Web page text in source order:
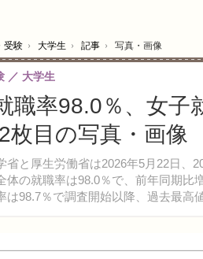
受験 › 大学生 › 記事 › 写真・画像
職率98.0％、女
枚目の写真・画像
と厚生労働省は2026年5月22日、
体の就職率は98.0％で、前年同期
は98.7％で調査開始以降、過去最高
大学生